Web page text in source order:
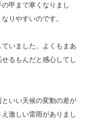
甲まで寒くなりまし
りやすいのです。
いました。よくもまあ
るもんだと感心してし
いい天候の変動の差が
激しい雷雨がありまし